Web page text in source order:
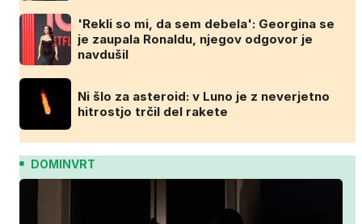
'Rekli so mi, da sem debela': Georgina se
je zaupala Ronaldu, njegov odgovor je
navdušil
Ni šlo za asteroid: v Luno je z neverjetno
hitrostjo trčil del rakete
DOMINVRT